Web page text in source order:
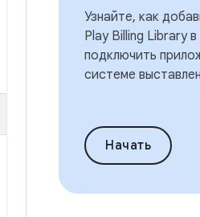
Узнайте, как
Play Billing Library
подключить
системе
Начать